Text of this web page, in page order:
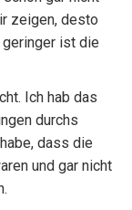
zeigen, desto
ist die
Ich hab das
durchs
dass die
und gar nicht